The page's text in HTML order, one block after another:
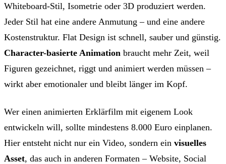
Whiteboard-Stil, Isometrie oder 3D produziert werden.
Jeder Stil hat eine andere Anmutung – und eine andere
Kostenstruktur. Flat Design ist schnell, sauber und günstig.
Character-basierte Animation braucht mehr Zeit, weil
Figuren gezeichnet, riggt und animiert werden müssen –
wirkt aber emotionaler und bleibt länger im Kopf.
Wer einen animierten Erklärfilm mit eigenem Look
entwickeln will, sollte mindestens 8.000 Euro einplanen.
Hier entsteht nicht nur ein Video, sondern ein visuelles
Asset, das auch in anderen Formaten – Website, Social